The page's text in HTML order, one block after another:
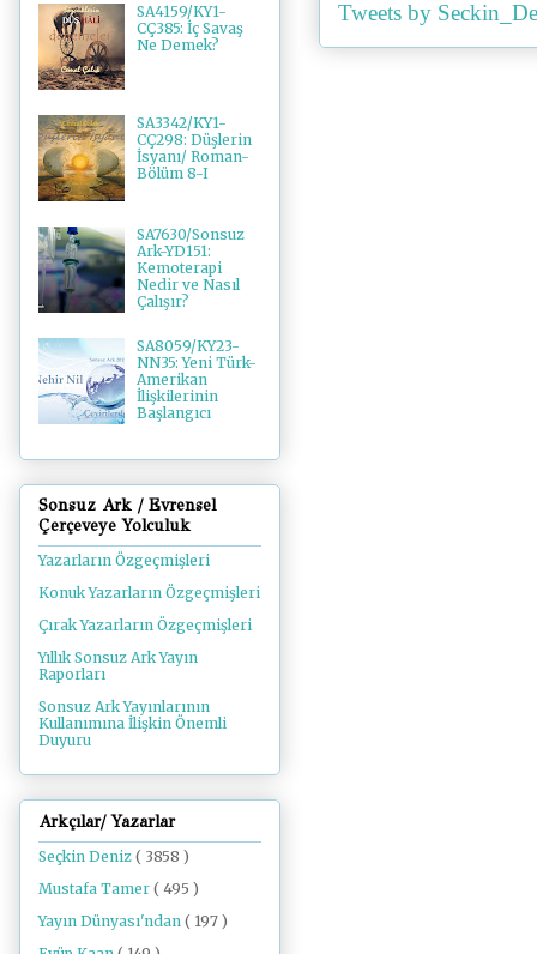
Tweets by
SA4159/KY1-
CÇ385: İç Savaş
Ne Demek?
SA3342/KY1-
CÇ298: Düşlerin
İsyanı/ Roman-
Bölüm 8-I
SA7630/Sonsuz
Ark-YD151:
Kemoterapi
Nedir ve Nasıl
Çalışır?
SA8059/KY23-
NN35: Yeni Türk-
Amerikan
İlişkilerinin
Başlangıcı
Sonsuz Ark / Evrensel
Çerçeveye Yolculuk
Yazarların Özgeçmişleri
Konuk Yazarların Özgeçmişleri
Çırak Yazarların Özgeçmişleri
Yıllık Sonsuz Ark Yayın
Raporları
Sonsuz Ark Yayınlarının
Kullanımına İlişkin Önemli
Duyuru
Arkçılar/ Yazarlar
Seçkin Deniz ( 3858 )
Mustafa Tamer ( 495 )
Yayın Dünyası'ndan ( 197 )